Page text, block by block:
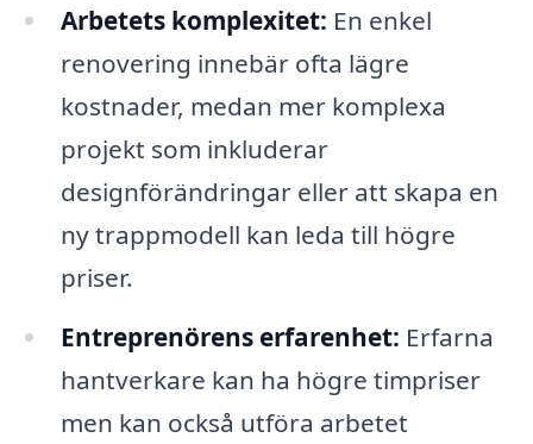
Arbetets komplexitet: En enkel
renovering innebär ofta lägre
kostnader, medan mer komplexa
projekt som inkluderar
designförändringar eller att skapa en
ny trappmodell kan leda till högre
priser.
Entreprenörens erfarenhet: Erfarna
hantverkare kan ha högre timpriser
men kan också utföra arbetet